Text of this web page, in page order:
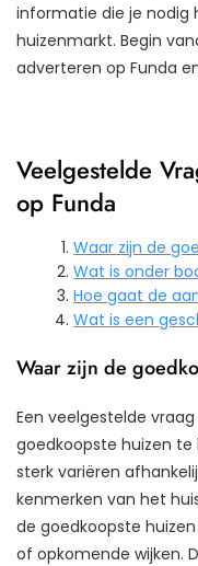
informatie die je nodig
huizenmarkt. Begin
adverteren op Funda
Veelgestelde
op Funda
Waar zijn de
Wat is onder
Hoe gaat de
Wat is een
Waar zijn de
Een veelgestelde
goedkoopste huizen te
sterk variëren
kenmerken van het
de goedkoopste
of opkomende wijken.